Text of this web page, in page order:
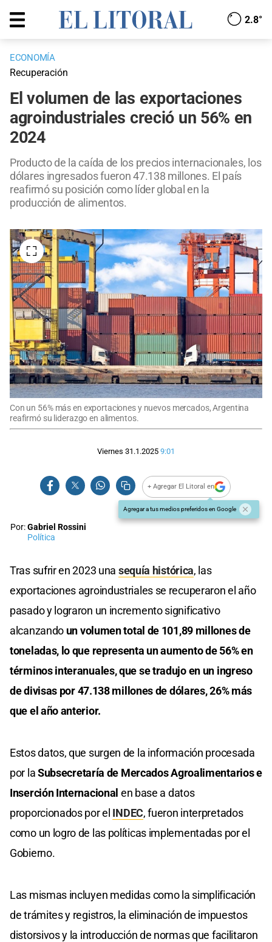
2.8°
ECONOMÍA
Recuperación
El volumen de las exportaciones
agroindustriales creció un 56% en
2024
Producto de la caída de los precios internacionales, los
dólares ingresados fueron 47.138 millones. El país
reafirmó su posición como líder global en la
producción de alimentos.
Con un 56% más en exportaciones y nuevos mercados, Argentina
reafirmó su liderazgo en alimentos.
Viernes 31.1.2025 9:01
+ Agregar El Litoral en
Agregar a tus medios preferidos en Google
Por:Gabriel Rossini
Política
Tras sufrir en 2023 una sequía histórica, las
exportaciones agroindustriales se recuperaron el año
pasado y lograron un incremento significativo
alcanzando un volumen total de 101,89 millones de
toneladas, lo que representa un aumento de 56% en
términos interanuales, que se tradujo en un ingreso
dedivisas por 47.138 millones de dólares, 26% más
que el año anterior.
Estos datos, que surgen de la información procesada
por laSubsecretaría de Mercados Agroalimentarios e
Inserción Internacional en base a datos
proporcionados por el INDEC, fueron interpretados
como un logro de las políticas implementadas por el
Gobierno.
Las mismas incluyen medidas como la simplificación
de trámites y registros, la eliminación de impuestos
distorsivos y la introducción de normas que facilitaron